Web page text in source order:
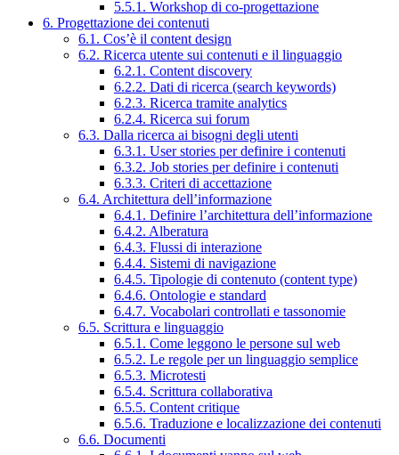
5.5.1. Workshop di co-progettazione
6. Progettazione dei contenuti
6.1. Cos’è il content design
6.2. Ricerca utente sui contenuti e il linguaggio
6.2.1. Content discovery
6.2.2. Dati di ricerca (search keywords)
6.2.3. Ricerca tramite analytics
6.2.4. Ricerca sui forum
6.3. Dalla ricerca ai bisogni degli utenti
6.3.1. User stories per definire i contenuti
6.3.2. Job stories per definire i contenuti
6.3.3. Criteri di accettazione
6.4. Architettura dell’informazione
6.4.1. Definire l’architettura dell’informazione
6.4.2. Alberatura
6.4.3. Flussi di interazione
6.4.4. Sistemi di navigazione
6.4.5. Tipologie di contenuto (content type)
6.4.6. Ontologie e standard
6.4.7. Vocabolari controllati e tassonomie
6.5. Scrittura e linguaggio
6.5.1. Come leggono le persone sul web
6.5.2. Le regole per un linguaggio semplice
6.5.3. Microtesti
6.5.4. Scrittura collaborativa
6.5.5. Content critique
6.5.6. Traduzione e localizzazione dei contenuti
6.6. Documenti